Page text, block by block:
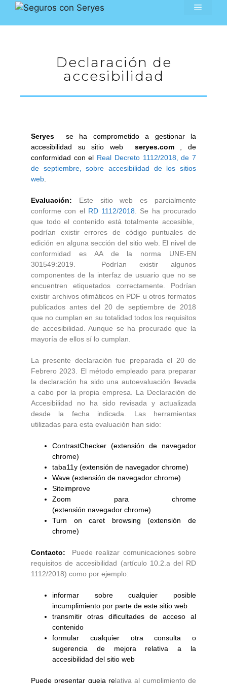
Declaración de
accesibilidad
Seryes
se ha comprometido a gestionar la
accesibilidad su sitio web seryes.com, de
conformidad con el Real Decreto 1112/2018, de 7
de septiembre, sobre accesibilidad de los sitios
web
Evaluación: Este sitio web es parcialmente
conforme con el RD 1112/2018
Se ha procurado
que todo el contenido está totalmente accesible,
podrían existir errores de código puntuales de
edición en alguna sección del sitio web. El nivel de
conformidad es AA de la norma UNE-EN
301549:2019. Podrían existir algunos
componentes de la interfaz de usuario que no se
encuentren etiquetados correctamente. Podrían
existir archivos ofimáticos en PDF u otros formatos
publicados antes del 20 de septiembre de 2018
que no cumplan en su totalidad todos los requisitos
de accesibilidad. Aunque se ha procurado que la
mayoría de ellos sí lo cumplan.
La presente declaración fue preparada el 20 de
Febrero 2023. El método empleado para preparar
la declaración ha sido una autoevaluación llevada
a cabo por la propia empresa. La Declaración de
Accesibilidad no ha sido revisada y actualizada
desde la fecha indicada. Las herramientas
utilizadas para esta evaluación han sido:
ContrastChecker (extensión de navegador
chrome)
taba11y (extensión de navegador chrome)
Wave (extensión de navegador chrome)
Siteimprove
Zoom para chrome
(extensión navegador chrome)
Turn on caret browsing (extensión de
chrome)
Contacto: Puede realizar comunicaciones sobre
requisitos de accesibilidad (artículo 10.2.a del RD
1112/2018) como por ejemplo:
informar sobre cualquier posible
incumplimiento por parte de este sitio web
transmitir otras dificultades de acceso al
contenido
formular cualquier otra consulta o
sugerencia de mejora relativa a la
accesibilidad del sitio web
Puede presentar queja relativa al cumplimiento de